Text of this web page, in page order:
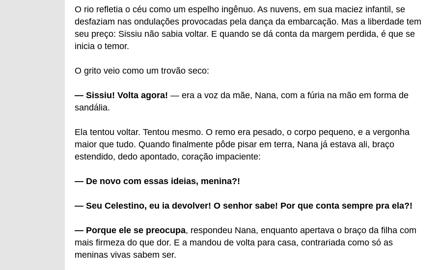
O rio refletia o céu como um espelho ingênuo. As nuvens, em sua maciez infantil, se
desfaziam nas ondulações provocadas pela dança da embarcação. Mas a liberdade tem
seu preço: Sissiu não sabia voltar. E quando se dá conta da margem perdida, é que se
inicia o temor.
O grito veio como um trovão seco:
— Sissiu! Volta agora! — era a voz da mãe, Nana, com a fúria na mão em forma de
sandália.
Ela tentou voltar. Tentou mesmo. O remo era pesado, o corpo pequeno, e a vergonha
maior que tudo. Quando finalmente pôde pisar em terra, Nana já estava ali, braço
estendido, dedo apontado, coração impaciente:
— De novo com essas ideias, menina?!
— Seu Celestino, eu ia devolver! O senhor sabe! Por que conta sempre pra ela?!
— Porque ele se preocupa, respondeu Nana, enquanto apertava o braço da filha com
mais firmeza do que dor. E a mandou de volta para casa, contrariada como só as
meninas vivas sabem ser.